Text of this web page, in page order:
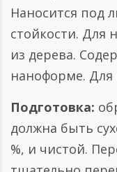
Наносится под
стойкости. Для
из дерева.
наноформе. Для
Подготовка:
должна быть
%, и чистой.